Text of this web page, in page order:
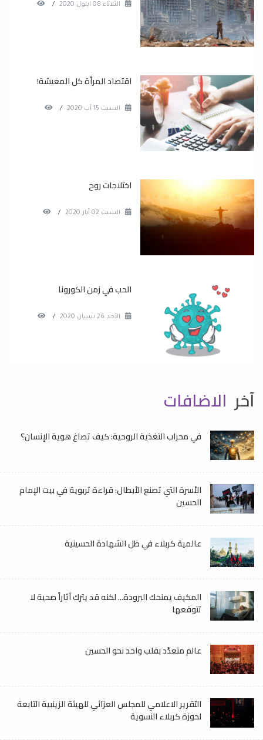
الثلاثاء 08 ايلول 2020 /
اقتصاد المرأة كل المعيشة!
السبت 15 آب 2020 /
اختلاجات روح
السبت 02 آيار 2020 /
الحب في زمن الكورونا
الأحد 26 نيسان 2020 /
آخر الاضافات
في محراب التغذية الروحية: كيف تصاغ هوية الإنسان؟
الأسرة التي تصنع الأبطال: قراءة تربوية في بيت الإمام
الحسين
عالمية كربلاء في ظل الشهادة الحسينية
المكيف يمنحك البرودة... لكنه قد يترك آثاراً صحية لا
تتوقعها
عالم متعدّد بقلب واحد نحو الحسين
التقرير الاعلامي للمجلس العزائي للهيئة الزينبية التابعة
لحوزة كربلاء النسوية